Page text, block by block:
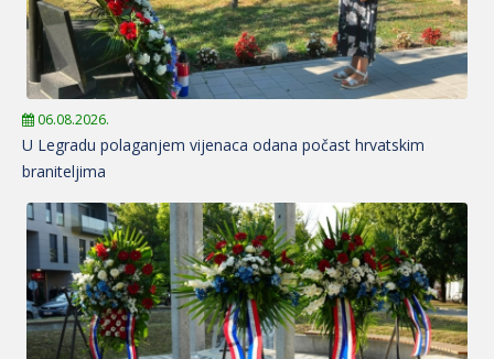
06.08.2026.
U Legradu polaganjem vijenaca odana počast hrvatskim
braniteljima